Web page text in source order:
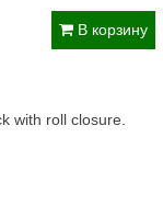
В корзину
with roll closure.